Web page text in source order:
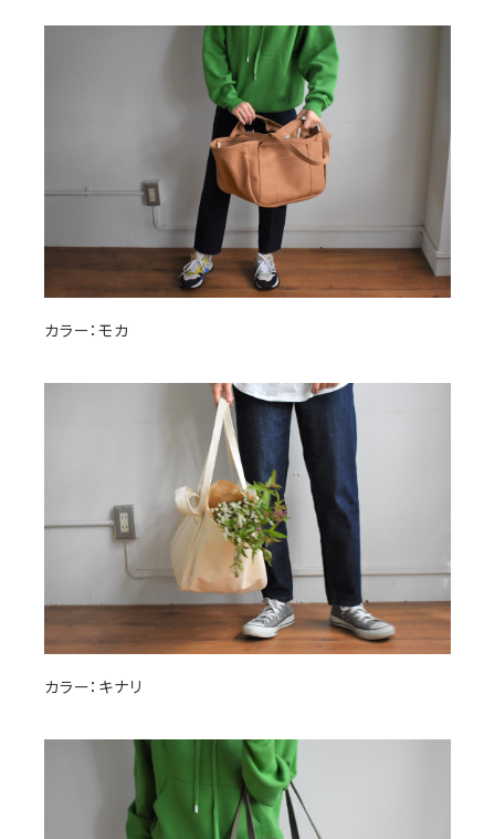
カラー：モカ
カラー：キナリ